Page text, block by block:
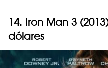
14. Iron Man 3
dólares